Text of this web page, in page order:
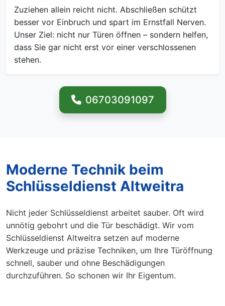
Zuziehen allein reicht nicht. Abschließen schützt
besser vor Einbruch und spart im Ernstfall Nerven.
Unser Ziel: nicht nur Türen öffnen – sondern helfen,
dass Sie gar nicht erst vor einer verschlossenen
stehen.
06703091097
Moderne Technik beim
Schlüsseldienst Altweitra
Nicht jeder Schlüsseldienst arbeitet sauber. Oft wird
unnötig gebohrt und die Tür beschädigt. Wir vom
Schlüsseldienst Altweitra setzen auf moderne
Werkzeuge und präzise Techniken, um Ihre Türöffnung
schnell, sauber und ohne Beschädigungen
durchzuführen. So schonen wir Ihr Eigentum.